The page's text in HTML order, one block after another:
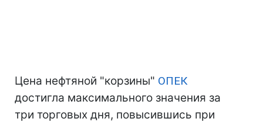
Цена нефтяной "корзины" ОПЕК
достигла максимального значения за
три торговых дня, повысившись при